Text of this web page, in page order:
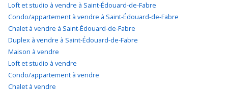
Loft et studio à vendre à Saint-Édouard-de-Fabre
Condo/appartement à vendre à Saint-Édouard-de-Fabre
Chalet à vendre à Saint-Édouard-de-Fabre
Duplex à vendre à Saint-Édouard-de-Fabre
Maison à vendre
Loft et studio à vendre
Condo/appartement à vendre
Chalet à vendre